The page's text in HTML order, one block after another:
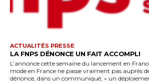
ACTUALITÉS PRESSE
LA FNPS DÉNONCE UN FAIT ACCOMPLI
L’annonce cette semaine du lancement en
mode en France ne passe vraiment pas auprès
dénonce, dans un communiqué, « un